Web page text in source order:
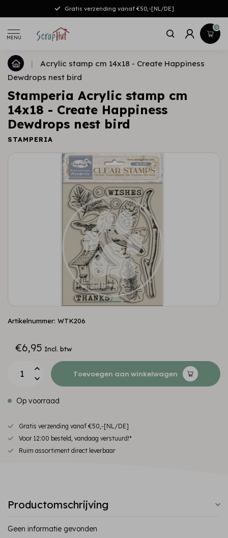
Gratis verzending vanaf €50,-[NL/DE]
MENU
0
|
Acrylic stamp cm 14x18 - Create Happiness
Dewdrops nest bird
Stamperia Acrylic stamp cm
14x18 - Create Happiness
Dewdrops nest bird
STAMPERIA
Artikelnummer: WTK206
€6,95 Incl. btw
Toevoegen aan winkelwagen
Op voorraad
Gratis verzending vanaf €50,-[NL/DE]
Voor 12:00 besteld, vandaag verstuurd!*
Ruim assortiment direct leverbaar
Productomschrijving
Geen informatie gevonden